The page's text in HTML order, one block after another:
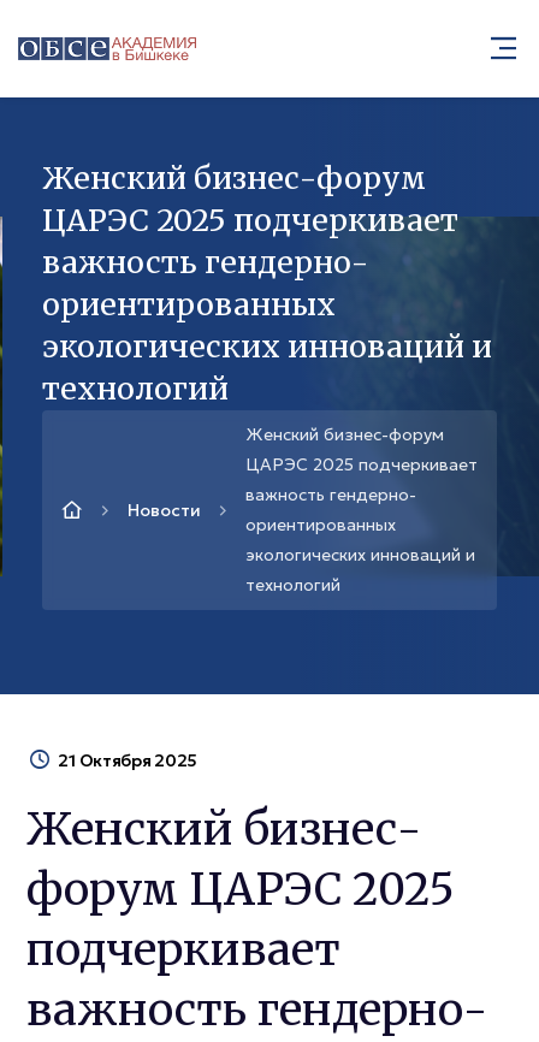
Женский бизнес-форум
ЦАРЭС 2025 подчеркивает
важность гендерно-
ориентированных
экологических инноваций и
технологий
Новости
Женский бизнес-форум
ЦАРЭС 2025 подчеркивает
важность гендерно-
ориентированных
экологических инноваций и
технологий
21 Октября 2025
Женский бизнес-
форум ЦАРЭС 2025
подчеркивает
важность гендерно-